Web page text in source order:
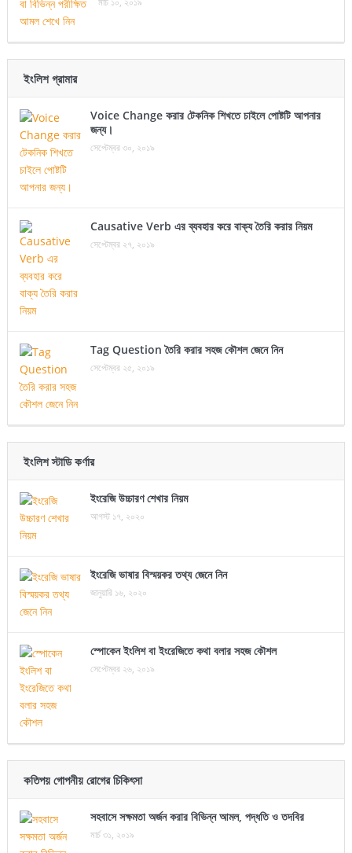
ইংলিশ গ্রামার
Voice Change করার টেকনিক শিখতে চাইলে পোষ্টটি আপনার
জন্য।
সেপ্টেম্বর ৩০, ২০১৯
Causative Verb এর ব্যবহার করে বাক্য তৈরি করার নিয়ম
সেপ্টেম্বর ২৭, ২০১৯
Tag Question তৈরি করার সহজ কৌশল জেনে নিন
সেপ্টেম্বর ২৫, ২০১৯
ইংলিশ স্টাডি কর্ণার
ইংরেজি উচ্চারণ শেখার নিয়ম
আগস্ট ১৭, ২০২০
ইংরেজি ভাষার বিস্ময়কর তথ্য জেনে নিন
জানুয়ারি ১৬, ২০২০
স্পোকেন ইংলিশ বা ইংরেজিতে কথা বলার সহজ কৌশল
সেপ্টেম্বর ২৬, ২০১৯
কতিপয় গোপনীয় রোগের চিকিৎসা
সহবাসে সক্ষমতা অর্জন করার বিভিন্ন আমল, পদ্ধতি ও তদবির
মার্চ ৩১, ২০১৯